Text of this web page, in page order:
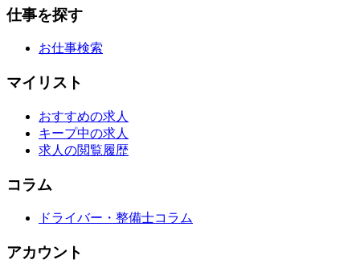
仕事を探す
お仕事検索
マイリスト
おすすめの求人
キープ中の求人
求人の閲覧履歴
コラム
ドライバー・整備士コラム
アカウント